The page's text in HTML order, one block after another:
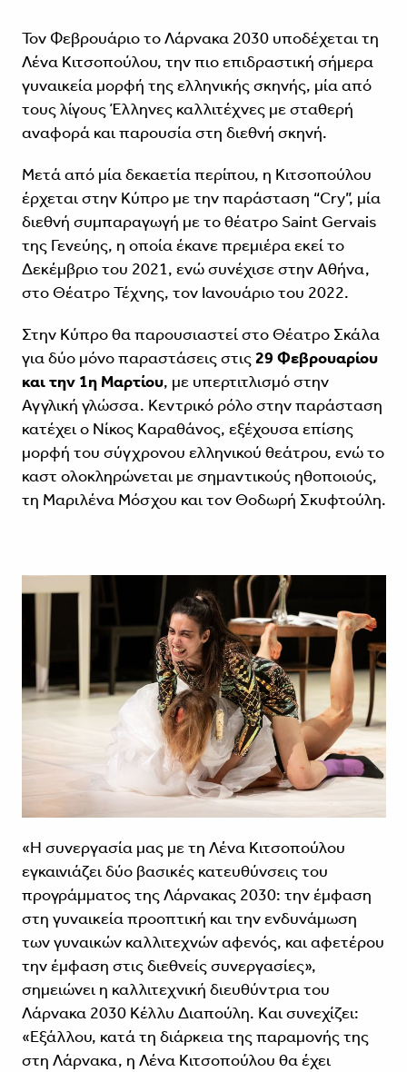
Τον Φεβρουάριο το Λάρνακα 2030 υποδέχεται τη
Λένα Κιτσοπούλου, την πιο επιδραστική σήμερα
γυναικεία μορφή της ελληνικής σκηνής, μία από
τους λίγους Έλληνες καλλιτέχνες με σταθερή
αναφορά και παρουσία στη διεθνή σκηνή.
Μετά από μία δεκαετία περίπου, η Κιτσοπούλου
έρχεται στην Κύπρο με την παράσταση “Cry”, μία
διεθνή συμπαραγωγή με το θέατρο Saint Gervais
της Γενεύης, η οποία έκανε πρεμιέρα εκεί το
Δεκέμβριο του 2021, ενώ συνέχισε στην Αθήνα,
στο Θέατρο Τέχνης, τον Ιανουάριο του 2022.
Στην Κύπρο θα παρουσιαστεί στο Θέατρο Σκάλα
για δύο μόνο παραστάσεις στις 29 Φεβρουαρίου
και την 1η Μαρτίου, με υπερτιτλισμό στην
Αγγλική γλώσσα. Κεντρικό ρόλο στην παράσταση
κατέχει ο Νίκος Καραθάνος, εξέχουσα επίσης
μορφή του σύγχρονου ελληνικού θεάτρου, ενώ το
καστ ολοκληρώνεται με σημαντικούς ηθοποιούς,
τη Μαριλένα Μόσχου και τον Θοδωρή Σκυφτούλη.
«Η συνεργασία μας με τη Λένα Κιτσοπούλου
εγκαινιάζει δύο βασικές κατευθύνσεις του
προγράμματος της Λάρνακας 2030: την έμφαση
στη γυναικεία προοπτική και την ενδυνάμωση
των γυναικών καλλιτεχνών αφενός, και αφετέρου
την έμφαση στις διεθνείς συνεργασίες»,
σημειώνει η καλλιτεχνική διευθύντρια του
Λάρνακα 2030 Κέλλυ Διαπούλη. Και συνεχίζει:
«Εξάλλου, κατά τη διάρκεια της παραμονής της
στη Λάρνακα, η Λένα Κιτσοπούλου θα έχει